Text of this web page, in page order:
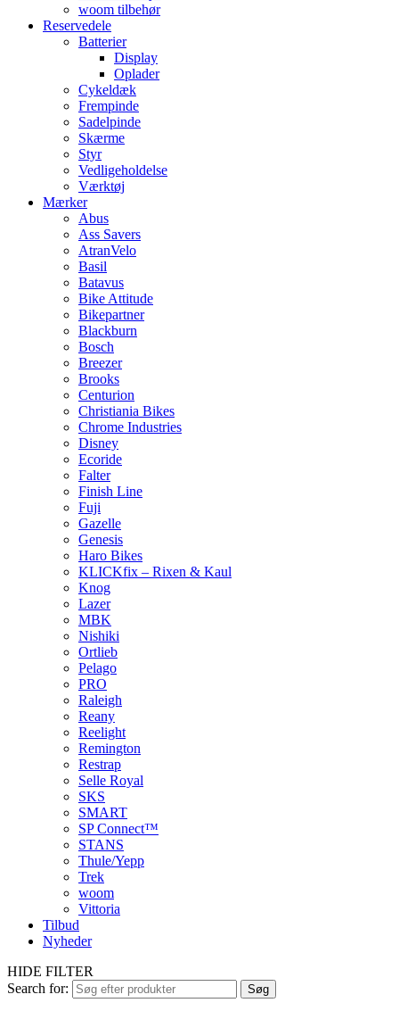
woom tilbehør
Reservedele
Batterier
Display
Oplader
Cykeldæk
Frempinde
Sadelpinde
Skærme
Styr
Vedligeholdelse
Værktøj
Mærker
Abus
Ass Savers
AtranVelo
Basil
Batavus
Bike Attitude
Bikepartner
Blackburn
Bosch
Breezer
Brooks
Centurion
Christiania Bikes
Chrome Industries
Disney
Ecoride
Falter
Finish Line
Fuji
Gazelle
Genesis
Haro Bikes
KLICKfix – Rixen & Kaul
Knog
Lazer
MBK
Nishiki
Ortlieb
Pelago
PRO
Raleigh
Reany
Reelight
Remington
Restrap
Selle Royal
SKS
SMART
SP Connect™
STANS
Thule/Yepp
Trek
woom
Vittoria
Tilbud
Nyheder
HIDE FILTER
Search for:
Søg